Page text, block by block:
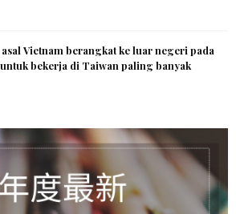
asal Vietnam berangkat ke luar negeri pada
bekerja di Taiwan paling banyak